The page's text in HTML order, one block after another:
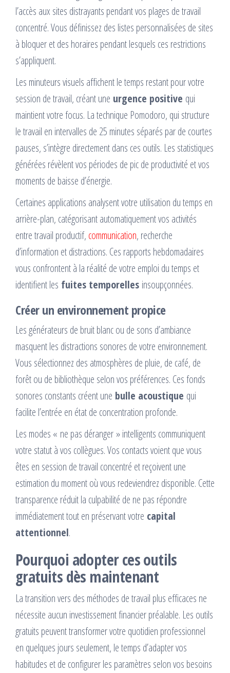
l’accès aux sites distrayants pendant vos plages de travail
concentré. Vous définissez des listes personnalisées de sites
à bloquer et des horaires pendant lesquels ces restrictions
s’appliquent.
Les minuteurs visuels affichent le temps restant pour votre
session de travail, créant une urgence positive qui
maintient votre focus. La technique Pomodoro, qui structure
le travail en intervalles de 25 minutes séparés par de courtes
pauses, s’intègre directement dans ces outils. Les statistiques
générées révèlent vos périodes de pic de productivité et vos
moments de baisse d’énergie.
Certaines applications analysent votre utilisation du temps en
arrière-plan, catégorisant automatiquement vos activités
entre travail productif, communication, recherche
d’information et distractions. Ces rapports hebdomadaires
vous confrontent à la réalité de votre emploi du temps et
identifient les fuites temporelles insoupçonnées.
Créer un environnement propice
Les générateurs de bruit blanc ou de sons d’ambiance
masquent les distractions sonores de votre environnement.
Vous sélectionnez des atmosphères de pluie, de café, de
forêt ou de bibliothèque selon vos préférences. Ces fonds
sonores constants créent une bulle acoustique qui
facilite l’entrée en état de concentration profonde.
Les modes « ne pas déranger » intelligents communiquent
votre statut à vos collègues. Vos contacts voient que vous
êtes en session de travail concentré et reçoivent une
estimation du moment où vous redeviendrez disponible. Cette
transparence réduit la culpabilité de ne pas répondre
immédiatement tout en préservant votre capital
attentionnel.
Pourquoi adopter ces outils
gratuits dès maintenant
La transition vers des méthodes de travail plus efficaces ne
nécessite aucun investissement financier préalable. Les outils
gratuits peuvent transformer votre quotidien professionnel
en quelques jours seulement, le temps d’adapter vos
habitudes et de configurer les paramètres selon vos besoins